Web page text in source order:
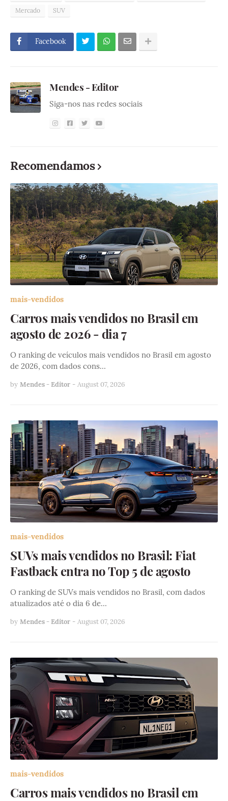
Mercado
SUV
Facebook
Mendes - Editor
Siga-nos nas redes sociais
Recomendamos
mais-vendidos
Carros mais vendidos no Brasil em
agosto de 2026 - dia 7
O ranking de veículos mais vendidos no Brasil em agosto
de 2026, com dados cons…
by Mendes - Editor - August 07, 2026
mais-vendidos
SUVs mais vendidos no Brasil: Fiat
Fastback entra no Top 5 de agosto
O ranking de SUVs mais vendidos no Brasil, com dados
atualizados até o dia 6 de…
by Mendes - Editor - August 07, 2026
mais-vendidos
Carros mais vendidos no Brasil em